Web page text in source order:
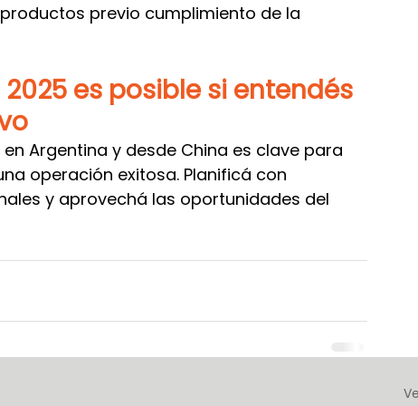
previo cumplimiento de la
es posible si entendés
Argentina y desde China es clave para
operación exitosa. Planificá con
y aprovechá las oportunidades del